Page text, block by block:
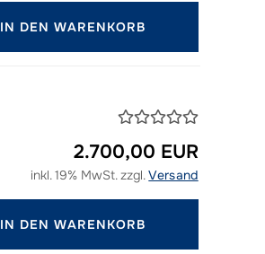
IN DEN WARENKORB
2.700,00 EUR
inkl. 19% MwSt. zzgl.Versand
IN DEN WARENKORB